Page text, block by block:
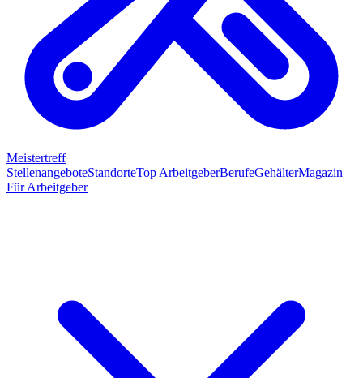
Meistertreff
StellenangeboteStandorteTop ArbeitgeberBerufeGehälterMagazin
Für Arbeitgeber